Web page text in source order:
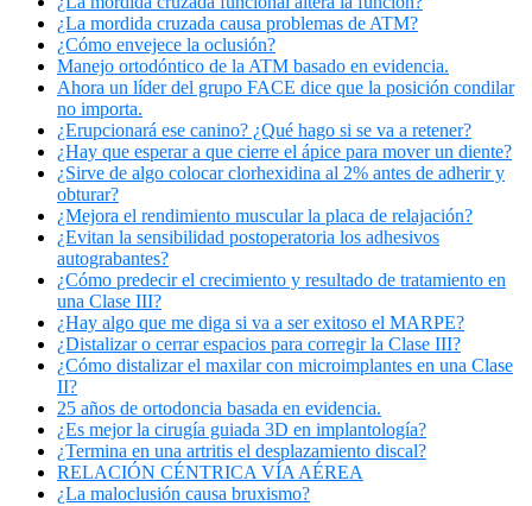
¿La mordida cruzada causa problemas de ATM?
¿Cómo envejece la oclusión?
Manejo ortodóntico de la ATM basado en evidencia.
Ahora un líder del grupo FACE dice que la posición condilar
no importa.
¿Erupcionará ese canino? ¿Qué hago si se va a retener?
¿Hay que esperar a que cierre el ápice para mover un diente?
¿Sirve de algo colocar clorhexidina al 2% antes de adherir y
obturar?
¿Mejora el rendimiento muscular la placa de relajación?
¿Evitan la sensibilidad postoperatoria los adhesivos
autograbantes?
¿Cómo predecir el crecimiento y resultado de tratamiento en
una Clase III?
¿Hay algo que me diga si va a ser exitoso el MARPE?
¿Distalizar o cerrar espacios para corregir la Clase III?
¿Cómo distalizar el maxilar con microimplantes en una Clase
II?
25 años de ortodoncia basada en evidencia.
¿Es mejor la cirugía guiada 3D en implantología?
¿Termina en una artritis el desplazamiento discal?
RELACIÓN CÉNTRICA VÍA AÉREA
¿La maloclusión causa bruxismo?